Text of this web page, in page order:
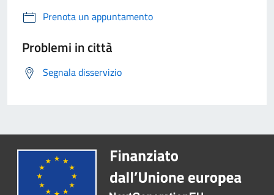
Prenota un appuntamento
Problemi in città
Segnala disservizio